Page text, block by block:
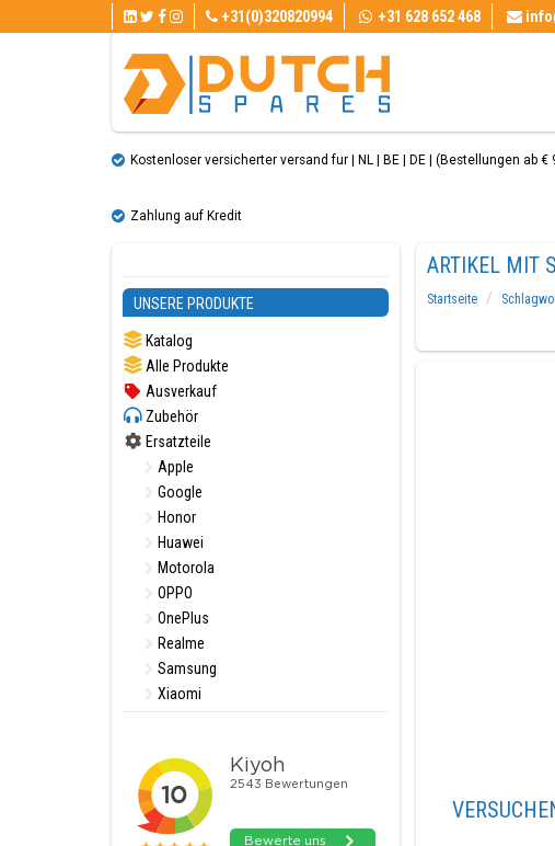
+31(0)320820994 +31 628 652 468
Kostenloser versicherter versand fur | NL | BE | DE | (Bestellungen ab €
Zahlung auf Kredit
UNSERE PRODUKTE
Katalog
Alle Produkte
Ausverkauf
Zubehör
Ersatzteile
Apple
Google
Honor
Huawei
Motorola
OPPO
OnePlus
Realme
Samsung
Xiaomi
ARTIKEL MIT
Startseite